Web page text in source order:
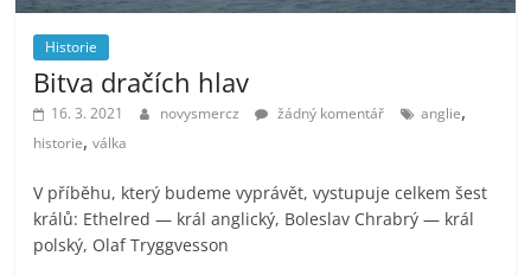
Historie
Bitva dračích hlav
16. 3. 2021 novysmercz žádný komentář anglie,
historie,válka
V příběhu, který budeme vyprávět, vystupuje celkem šest
králů: Ethelred — král anglický, Boleslav Chrabrý — král
polský, Olaf Tryggvesson